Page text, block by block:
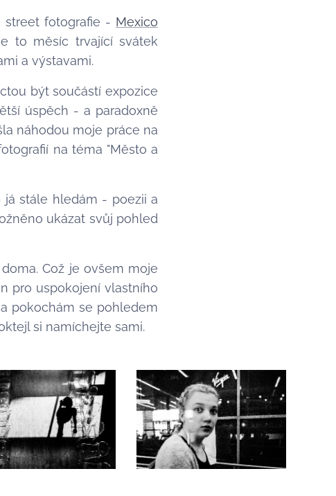
street fotografie - Mexico
to měsíc trvající svátek
a výstavami.
být součástí expozice
úspěch - a paradoxně
náhodou moje práce na
na téma "Město a
stále hledám - poezii a
ukázat svůj pohled
Což je ovšem moje
pro uspokojení vlastního
pokochám se pohledem
si namíchejte sami.